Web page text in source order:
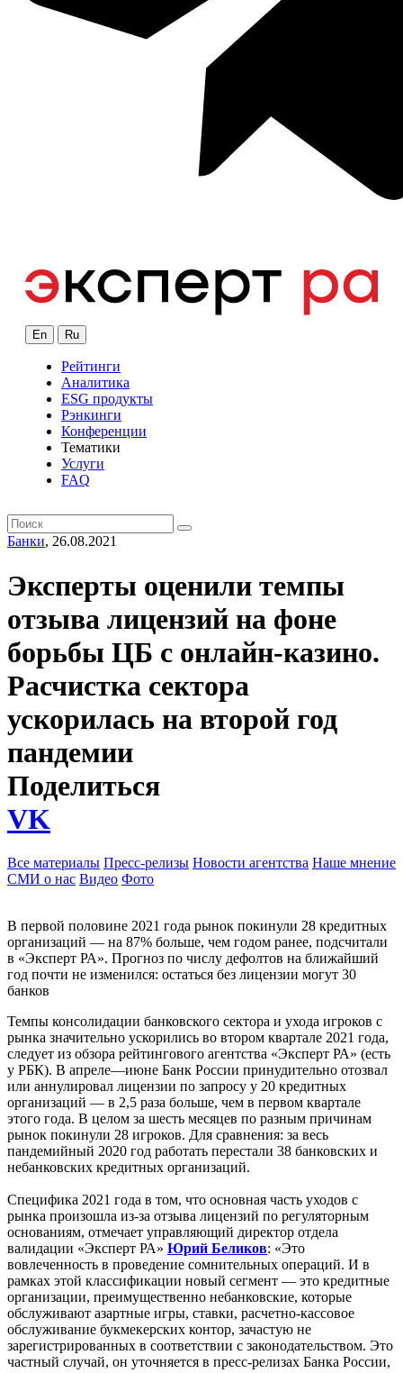
En Ru
Рейтинги
Аналитика
ESG продукты
Рэнкинги
Конференции
Тематики
Услуги
FAQ
Банки, 26.08.2021
Эксперты оценили темпы
отзыва лицензий на фоне
борьбы ЦБ с онлайн-казино.
Расчистка сектора
ускорилась на второй год
пандемии
Поделиться
VK
Все материалы Пресс-релизы Новости агентства Наше мнение
СМИ о нас Видео Фото
В первой половине 2021 года рынок покинули 28 кредитных
организаций — на 87% больше, чем годом ранее, подсчитали
в «Эксперт РА». Прогноз по числу дефолтов на ближайший
год почти не изменился: остаться без лицензии могут 30
банков
Темпы консолидации банковского сектора и ухода игроков с
рынка значительно ускорились во втором квартале 2021 года,
следует из обзора рейтингового агентства «Эксперт РА» (есть
у РБК). В апреле—июне Банк России принудительно отозвал
или аннулировал лицензии по запросу у 20 кредитных
организаций — в 2,5 раза больше, чем в первом квартале
этого года. В целом за шесть месяцев по разным причинам
рынок покинули 28 игроков. Для сравнения: за весь
пандемийный 2020 год работать перестали 38 банковских и
небанковских кредитных организаций.
Специфика 2021 года в том, что основная часть уходов с
рынка произошла из-за отзыва лицензий по регуляторным
основаниям, отмечает управляющий директор отдела
валидации «Эксперт РА» Юрий Беликов: «Это
вовлеченность в проведение сомнительных операций. И в
рамках этой классификации новый сегмент — это кредитные
организации, преимущественно небанковские, которые
обслуживают азартные игры, ставки, расчетно-кассовое
обслуживание букмекерских контор, зачастую не
зарегистрированных в соответствии с законодательством. Это
частный случай, он уточняется в пресс-релизах Банка России,